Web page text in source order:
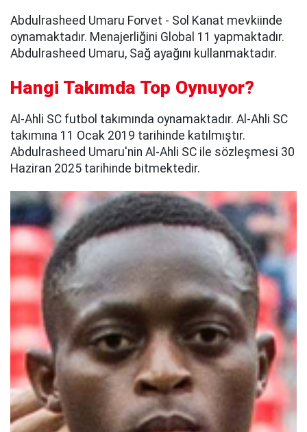
Abdulrasheed Umaru Forvet - Sol Kanat mevkiinde
oynamaktadır. Menajerliğini Global 11 yapmaktadır.
Abdulrasheed Umaru, Sağ ayağını kullanmaktadır.
Hangi Takımda Top Oynuyor?
Al-Ahli SC futbol takımında oynamaktadır. Al-Ahli SC
takımına 11 Ocak 2019 tarihinde katılmıştır.
Abdulrasheed Umaru'nin Al-Ahli SC ile sözleşmesi 30
Haziran 2025 tarihinde bitmektedir.